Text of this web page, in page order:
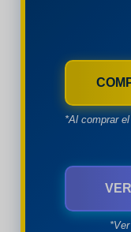
*Al comprar